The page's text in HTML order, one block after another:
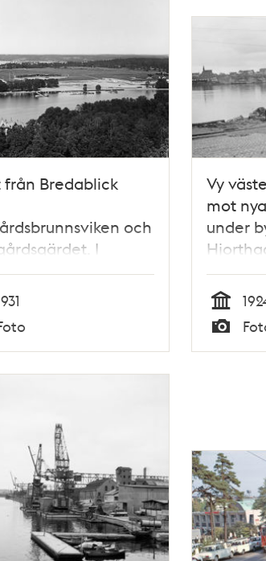
från Bredablick
och
I
Lilla Värtan och
Vy
mot
under
Tid
Typ